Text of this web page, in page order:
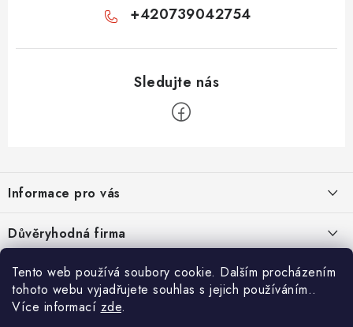
Tento web používá soubory cookie. Dalším procházením
tohoto webu vyjadřujete souhlas s jejich používáním..
Více informací zde.
+420739042754
p
a
t
Informace pro vás
Velkoobchod
O nás
Kontakty
Náhradní plnění
Důvěryhodná firma
Ověřeno zákazníky